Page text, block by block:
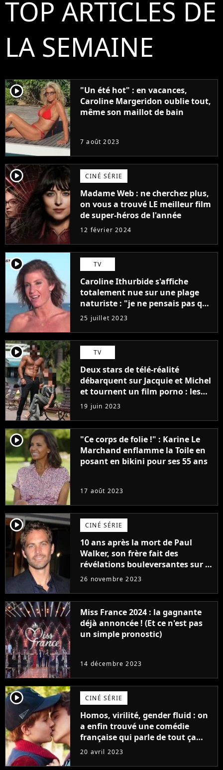
TOP ARTICLES DE
LA SEMAINE
player2
"Un été hot" : en vacances,
Caroline Margeridon oublie tout,
même son maillot de bain
7 août 2023
player2 CINÉ SÉRIE
Madame Web : ne cherchez plus,
on vous a trouvé LE meilleur film
de super-héros de l'année
12 février 2024
player2 TV
Caroline Ithurbide s'affiche
totalement nue sur une plage
naturiste : "je ne pensais pas que
j'arriverais à le faire..."
25 juillet 2023
player2 TV
Deux stars de télé-réalité
débarquent sur Jacquie et Michel
et tournent un film porno : les
premières images du tournage
(exclu)
19 juin 2023
player2
"Ce corps de folie !" : Karine Le
Marchand enflamme la Toile en
posant en bikini pour ses 55 ans
17 août 2023
player2 CINÉ SÉRIE
10 ans après la mort de Paul
Walker, son frère fait des
révélations bouleversantes sur la
réaction des acteurs de Fast and
26 novembre 2023
Miss France 2024 : la gagnante
déjà annoncée ! (Et ce n'est pas
un simple pronostic)
14 décembre 2023
player2 CINÉ SÉRIE
Homos, virilité, gender fluid : on
a enfin trouvé une comédie
française qui parle de tout ça
sans être super ringarde
20 avril 2023